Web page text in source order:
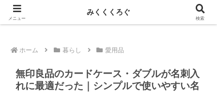
新しい記事はnoteに投稿しています！
ホーム 暮らし 愛用品
無印良品のカードケース・ダブルが名刺入
れに最適だった｜シンプルで使いやすい名
メニュー
みくくくろぐ
検索